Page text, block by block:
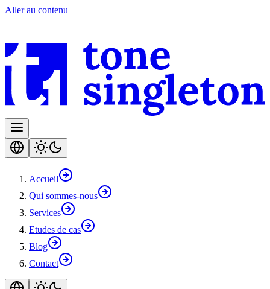
Aller au contenu
Accueil
Qui sommes-nous
Services
Etudes de cas
Blog
Contact